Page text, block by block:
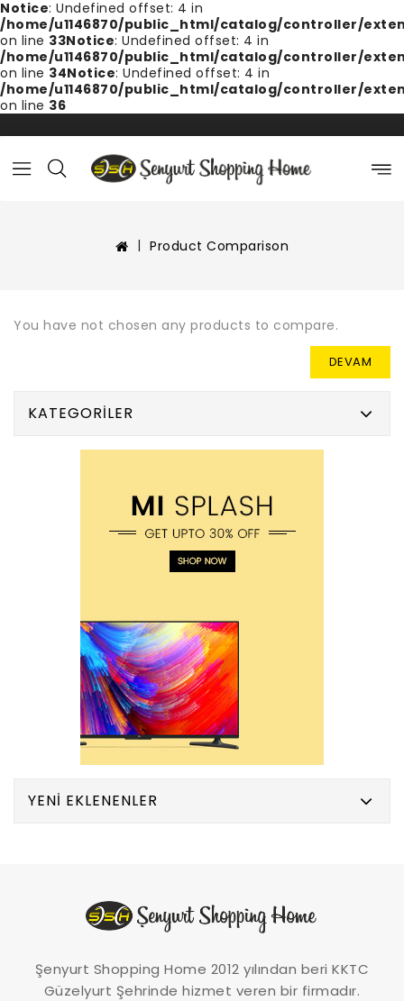
Notice: Undefined offset: 4 in
/home/u1146870/public_html/catalog/controller/
on line 33Notice: Undefined offset: 4 in
/home/u1146870/public_html/catalog/controller/
on line 34Notice: Undefined offset: 4 in
/home/u1146870/public_html/catalog/controller/
on line 36
Product Comparison
You have not chosen any products to compare.
DEVAM
KATEGORILER
YENI EKLENENLER
Şenyurt Shopping Home 2012 yılından beri KKTC
Güzelyurt Şehrinde hizmet veren bir firmadır.